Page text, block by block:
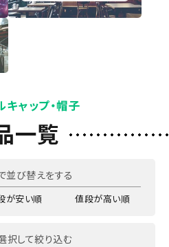
キャップ・帽子
一覧
並び替えをする
が安い順 値段が高い順
択して絞り込む